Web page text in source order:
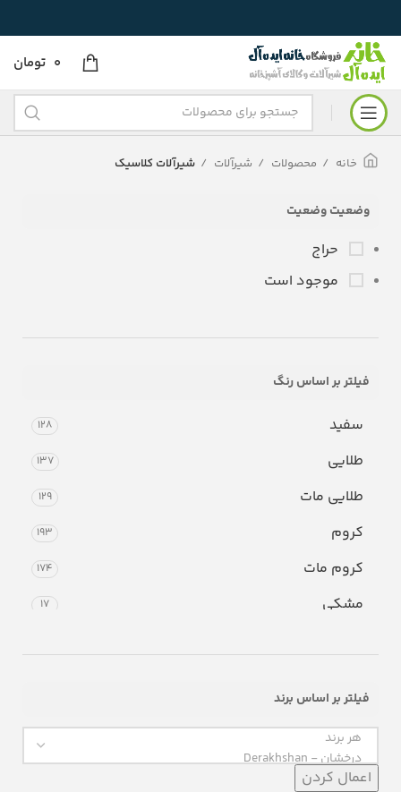
0 تومان
خانه محصولات شیرآلات شیرآلات کلاسیک
وضعیت وضعیت
حراج
موجود است
فیلتر بر اساس رنگ
سفید 128
طلایی 137
طلایی مات 129
کروم 193
کروم مات 174
مشکی 17
فیلتر بر اساس برند
اعمال کردن